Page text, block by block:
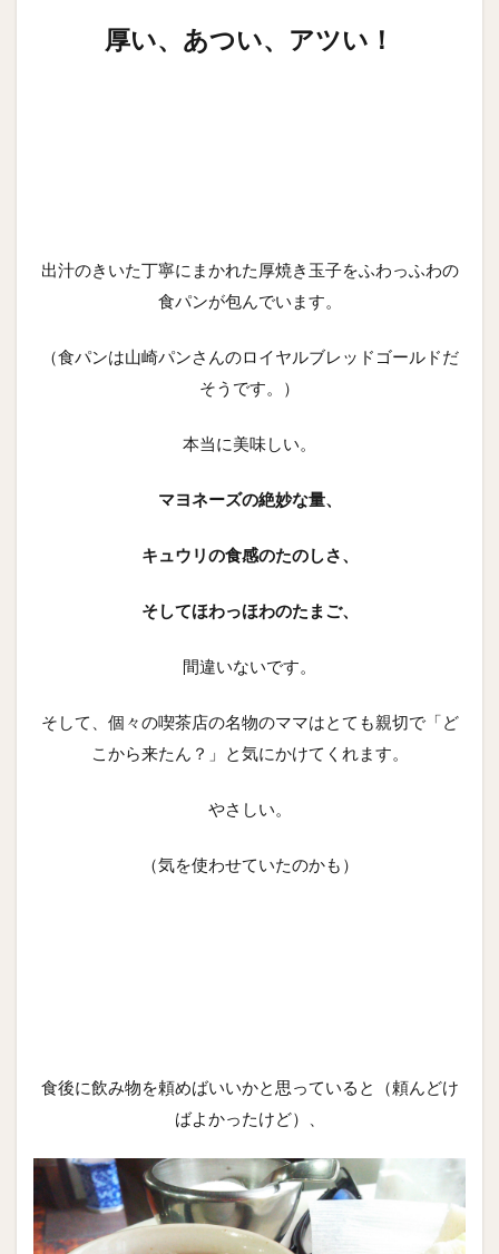
厚い、あつい、アツい！
出汁のきいた丁寧にまかれた厚焼き玉子をふわっふわの
食パンが包んでいます。
（食パンは山崎パンさんのロイヤルブレッドゴールドだ
そうです。）
本当に美味しい。
マヨネーズの絶妙な量、
キュウリの食感のたのしさ、
そしてほわっほわのたまご、
間違いないです。
そして、個々の喫茶店の名物のママはとても親切で「ど
こから来たん？」と気にかけてくれます。
やさしい。
（気を使わせていたのかも）
食後に飲み物を頼めばいいかと思っていると（頼んどけ
ばよかったけど）、